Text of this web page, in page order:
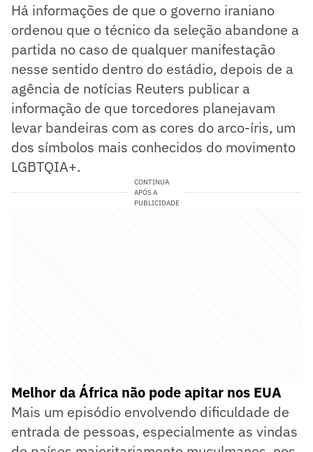
Há informações de que o governo iraniano
ordenou que o técnico da seleção abandone a
partida no caso de qualquer manifestação
nesse sentido dentro do estádio, depois de a
agência de notícias Reuters publicar a
informação de que torcedores planejavam
levar bandeiras com as cores do arco-íris, um
dos símbolos mais conhecidos do movimento
LGBTQIA+.
CONTINUA
APÓS A
PUBLICIDADE
Melhor da África não pode apitar nos EUA
Mais um episódio envolvendo dificuldade de
entrada de pessoas, especialmente as vindas